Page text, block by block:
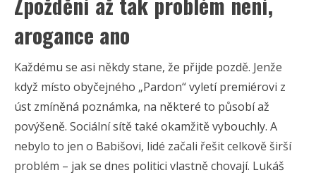
arogance ano
Každému se asi někdy stane, že přijde pozdě. Jenže
když místo obyčejného „Pardon“ vyletí premiérovi z
úst zmíněná poznámka, na některé to působí až
povýšeně. Sociální sítě také okamžitě vybouchly. A
nebylo to jen o Babišovi, lidé začali řešit celkově širší
problém – jak se dnes politici vlastně chovají. Lukáš